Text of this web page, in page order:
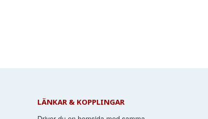
LÄNKAR & KOPPLINGAR